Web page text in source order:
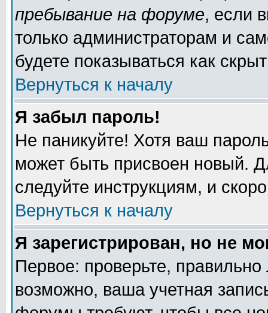
пребывание на форуме, если
только администраторам и
будете показываться как
Вернуться к началу
Я забыл пароль!
Не паникуйте! Хотя ваш
может быть присвоен новый.
следуйте инструкциям, и
Вернуться к началу
Я зарегистрирован, но не
Первое: проверьте,
возможно, ваша учетная